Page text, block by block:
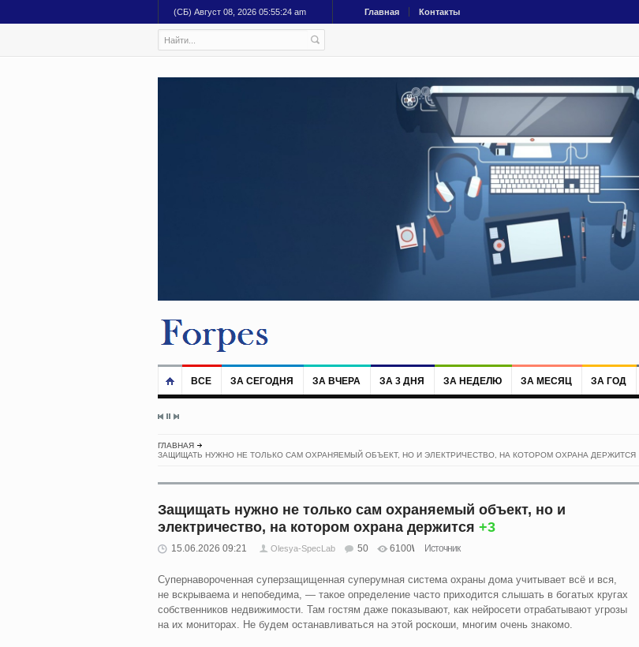
(СБ) Август 08, 2026 05:55:25 am Главная Контакты
ВСЕ ЗА СЕГОДНЯ ЗА ВЧЕРА ЗА 3 ДНЯ ЗА НЕДЕЛЮ ЗА МЕСЯЦ ЗА ГОД
ГЛАВНАЯ
ЗАЩИЩАТЬ НУЖНО НЕ ТОЛЬКО САМ ОХРАНЯЕМЫЙ ОБЪЕКТ, НО И ЭЛЕКТРИЧЕСТВО, НА КОТОРОМ ОХРАНА ДЕРЖИТСЯ
Защищать нужно не только сам охраняемый объект, но и
электричество, на котором охрана держится +3
15.06.2026 09:21 Olesya-SpecLab 50 6100 Источник
Супернавороченная суперзащищенная суперумная система охраны дома учитывает всё и вся,
не вскрываема и непобедима, — такое определение часто приходится слышать в богатых кругах
собственников недвижимости. Там гостям даже показывают, как нейросети отрабатывают угрозы
на их мониторах. Не будем останавливаться на этой роскоши, многим очень знакомо.